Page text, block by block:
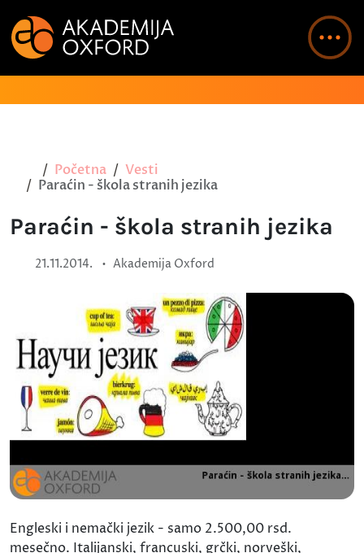
Početna
Vesti
Paraćin - škola stranih jezika
Paraćin - škola stranih jezika
21.11.2014. • Akademija Oxford
Engleski i nemački jezik - samo 2.500,00 rsd.
mesečno. Italijanski, francuski, grčki, norveški,